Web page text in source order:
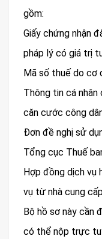
gồm:
Giấy chứng nhận
pháp lý có giá trị
Mã số thuế do cơ
Thông tin cá nhân
căn cước công
Đơn đề nghị sử
Tổng cục Thuế
Hợp đồng dịch vụ
vụ từ nhà cung
Bộ hồ sơ này cần
có thể nộp trực